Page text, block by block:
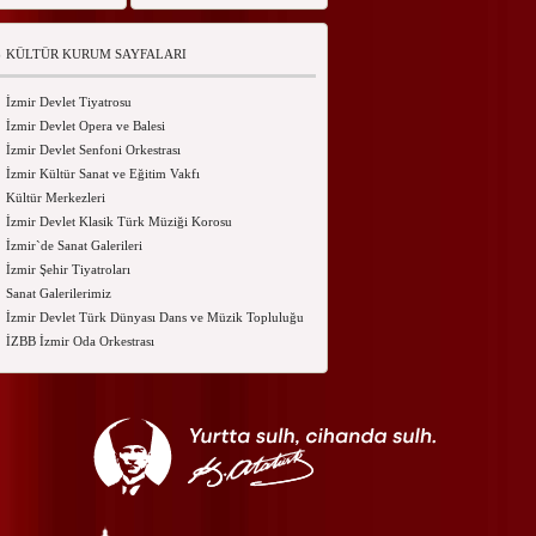
KÜLTÜR KURUM SAYFALARI
İzmir Devlet Tiyatrosu
İzmir Devlet Opera ve Balesi
İzmir Devlet Senfoni Orkestrası
İzmir Kültür Sanat ve Eğitim Vakfı
Kültür Merkezleri
İzmir Devlet Klasik Türk Müziği Korosu
İzmir`de Sanat Galerileri
İzmir Şehir Tiyatroları
Sanat Galerilerimiz
İzmir Devlet Türk Dünyası Dans ve Müzik Topluluğu
İZBB İzmir Oda Orkestrası